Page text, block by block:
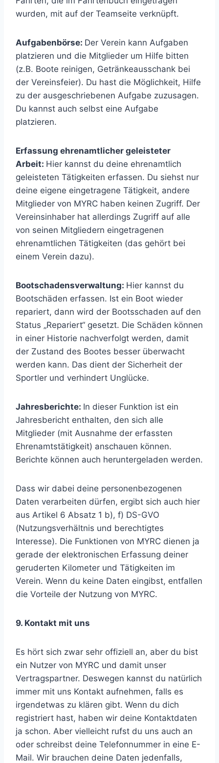
wurden, mit auf der Teamseite verknüpft.
Aufgabenbörse: Der Verein kann Aufgaben
platzieren und die Mitglieder um Hilfe bitten
(z.B. Boote reinigen, Getränkeausschank bei
der Vereinsfeier). Du hast die Möglichkeit, Hilfe
zu der ausgeschriebenen Aufgabe zuzusagen.
Du kannst auch selbst eine Aufgabe
platzieren.
Erfassung ehrenamtlicher geleisteter
Arbeit: Hier kannst du deine ehrenamtlich
geleisteten Tätigkeiten erfassen. Du siehst nur
deine eigene eingetragene Tätigkeit, andere
Mitglieder von MYRC haben keinen Zugriff. Der
Vereinsinhaber hat allerdings Zugriff auf alle
von seinen Mitgliedern eingetragenen
ehrenamtlichen Tätigkeiten (das gehört bei
einem Verein dazu).
Bootschadensverwaltung: Hier kannst du
Bootschäden erfassen. Ist ein Boot wieder
repariert, dann wird der Bootsschaden auf den
Status „Repariert“ gesetzt. Die Schäden können
in einer Historie nachverfolgt werden, damit
der Zustand des Bootes besser überwacht
werden kann. Das dient der Sicherheit der
Sportler und verhindert Unglücke.
Jahresberichte: In dieser Funktion ist ein
Jahresbericht enthalten, den sich alle
Mitglieder (mit Ausnahme der erfassten
Ehrenamtstätigkeit) anschauen können.
Berichte können auch heruntergeladen werden.
Dass wir dabei deine personenbezogenen
Daten verarbeiten dürfen, ergibt sich auch hier
aus Artikel 6 Absatz 1 b), f) DS-GVO
(Nutzungsverhältnis und berechtigtes
Interesse). Die Funktionen von MYRC dienen ja
gerade der elektronischen Erfassung deiner
geruderten Kilometer und Tätigkeiten im
Verein. Wenn du keine Daten eingibst, entfallen
die Vorteile der Nutzung von MYRC.
9. Kontakt mit uns
Es hört sich zwar sehr offiziell an, aber du bist
ein Nutzer von MYRC und damit unser
Vertragspartner. Deswegen kannst du natürlich
immer mit uns Kontakt aufnehmen, falls es
irgendetwas zu klären gibt. Wenn du dich
registriert hast, haben wir deine Kontaktdaten
ja schon. Aber vielleicht rufst du uns auch an
oder schreibst deine Telefonnummer in eine E-
Mail. Wir brauchen deine Daten jedenfalls,